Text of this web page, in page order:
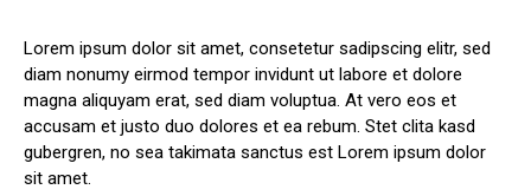
Lorem ipsum dolor sit amet, consetetur sadipscing elitr, sed
diam nonumy eirmod tempor invidunt ut labore et dolore
magna aliquyam erat, sed diam voluptua. At vero eos et
accusam et justo duo dolores et ea rebum. Stet clita kasd
gubergren, no sea takimata sanctus est Lorem ipsum dolor
sit amet.